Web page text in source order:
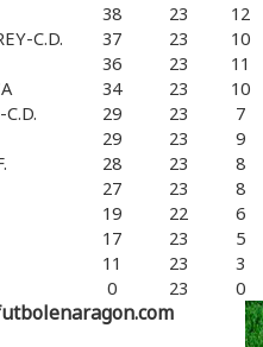
38 23
12
C.D. 37 23
10
36 23
11
34 23
10
29 23
7
29 23
9
28 23
8
27 23
8
19 22
6
17 23
5
11 23
3
0 23 0